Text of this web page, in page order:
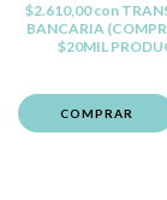
$2.610,00con
BANCARIA
$20MIL